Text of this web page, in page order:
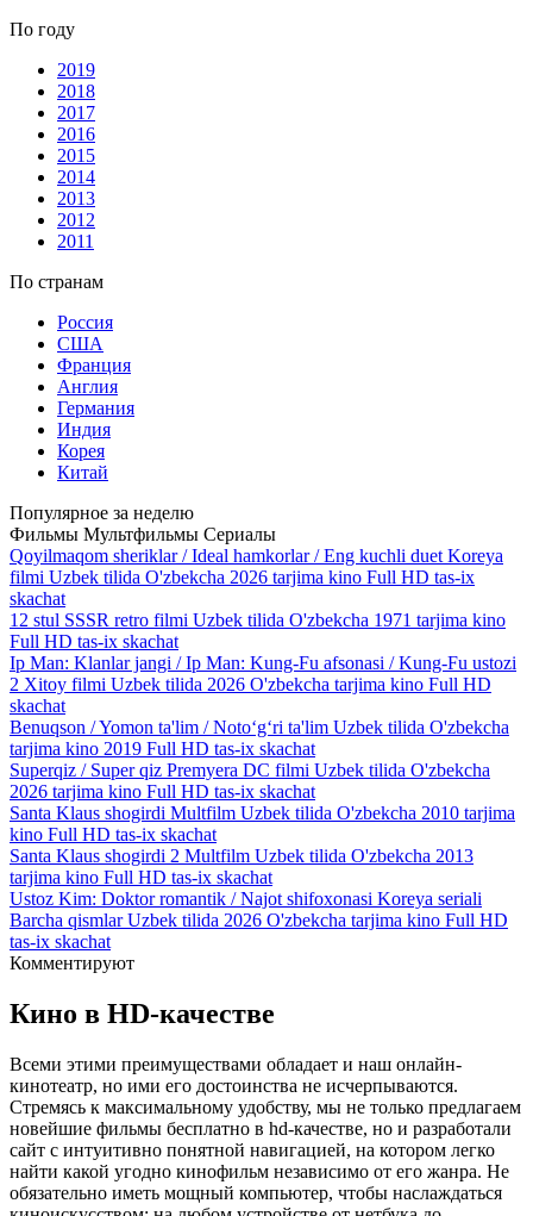
По году
2019
2018
2017
2016
2015
2014
2013
2012
2011
По странам
Россия
США
Франция
Англия
Германия
Индия
Корея
Китай
Популярное за неделю
Фильмы Мультфильмы Сериалы
Qoyilmaqom sheriklar / Ideal hamkorlar / Eng kuchli duet Koreya
filmi Uzbek tilida O'zbekcha 2026 tarjima kino Full HD tas-ix
skachat
12 stul SSSR retro filmi Uzbek tilida O'zbekcha 1971 tarjima kino
Full HD tas-ix skachat
Ip Man: Klanlar jangi / Ip Man: Kung-Fu afsonasi / Kung-Fu ustozi
2 Xitoy filmi Uzbek tilida 2026 O'zbekcha tarjima kino Full HD
skachat
Benuqson / Yomon ta'lim / Noto‘g‘ri ta'lim Uzbek tilida O'zbekcha
tarjima kino 2019 Full HD tas-ix skachat
Superqiz / Super qiz Premyera DC filmi Uzbek tilida O'zbekcha
2026 tarjima kino Full HD tas-ix skachat
Santa Klaus shogirdi Multfilm Uzbek tilida O'zbekcha 2010 tarjima
kino Full HD tas-ix skachat
Santa Klaus shogirdi 2 Multfilm Uzbek tilida O'zbekcha 2013
tarjima kino Full HD tas-ix skachat
Ustoz Kim: Doktor romantik / Najot shifoxonasi Koreya seriali
Barcha qismlar Uzbek tilida 2026 O'zbekcha tarjima kino Full HD
tas-ix skachat
Комментируют
Кино в HD-качестве
Всеми этими преимуществами обладает и наш онлайн-
кинотеатр, но ими его достоинства не исчерпываются.
Стремясь к максимальному удобству, мы не только предлагаем
новейшие фильмы бесплатно в hd-качестве, но и разработали
сайт с интуитивно понятной навигацией, на котором легко
найти какой угодно кинофильм независимо от его жанра. Не
обязательно иметь мощный компьютер, чтобы наслаждаться